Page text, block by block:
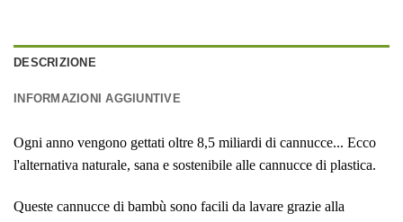
DESCRIZIONE
INFORMAZIONI AGGIUNTIVE
Ogni anno vengono gettati oltre 8,5 miliardi di cannucce... Ecco
l'alternativa naturale, sana e sostenibile alle cannucce di plastica.
Queste cannucce di bambù sono facili da lavare grazie alla